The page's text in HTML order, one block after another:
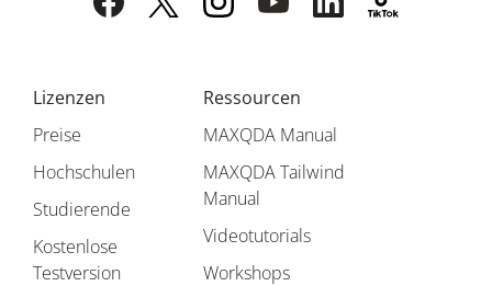
Lizenzen
Preise
Hochschulen
Studierende
Kostenlose
Testversion
Ressourcen
MAXQDA Manual
MAXQDA Tailwind
Manual
Videotutorials
Workshops